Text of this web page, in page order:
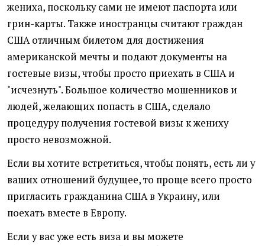
жениха, поскольку сами не имеют паспорта или
грин-карты. Также иностранцы считают граждан
США отличным билетом для достижения
американской мечты и подают документы на
гостевые визы, чтобы просто приехать в США и
"исчезнуть". Большое количество мошенников и
людей, желающих попасть в США, сделало
процедуру получения гостевой визы к жениху
просто невозможной.
Если вы хотите встретиться, чтобы понять, есть ли у
ваших отношений будущее, то проще всего просто
пригласить гражданина США в Украину, или
поехать вместе в Европу.
Если у вас уже есть виза и вы можете